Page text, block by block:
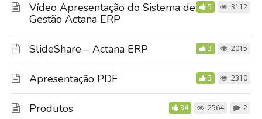
Vídeo Apresentação do Sistema de
Gestão Actana ERP
5 3112
SlideShare – Actana ERP 3 2015
Apresentação PDF 3 2310
Produtos 34 2564 2